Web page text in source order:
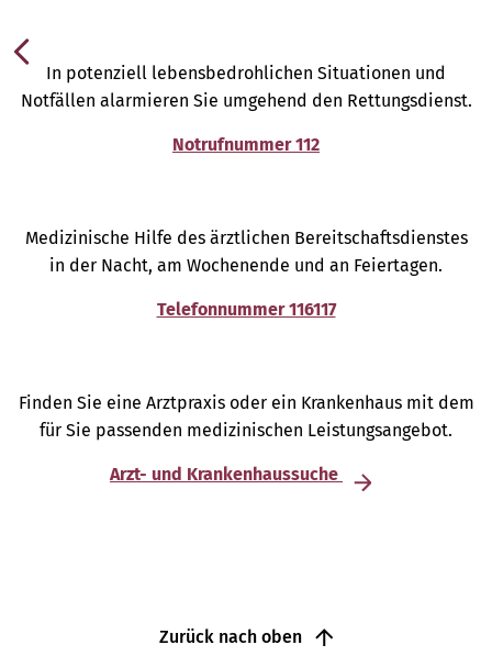
In potenziell lebensbedrohlichen Situationen und
Notfällen alarmieren Sie umgehend den Rettungsdienst.
Notrufnummer 112
Medizinische Hilfe des ärztlichen Bereitschaftsdienstes
in der Nacht, am Wochenende und an Feiertagen.
Telefonnummer 116117
Finden Sie eine Arztpraxis oder ein Krankenhaus mit dem
für Sie passenden medizinischen Leistungsangebot.
Arzt- und Krankenhaussuche
Zurück nach oben